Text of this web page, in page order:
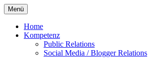
Menü Zum
Inhalt
springen
Home
Kompetenz
Public Relations
Social Media / Blogger Relations